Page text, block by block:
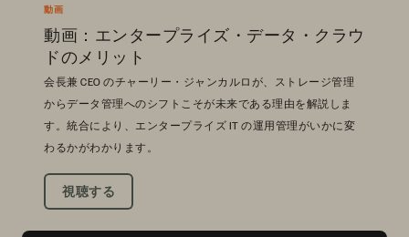
動画
動画：エンタープライズ・データ・クラウ
ドのメリット
会長兼 CEO のチャーリー・ジャンカルロが、ストレージ管理
からデータ管理へのシフトこそが未来である理由を解説しま
す。統合により、エンタープライズ IT の運用管理がいかに変
わるかがわかります。
視聴する